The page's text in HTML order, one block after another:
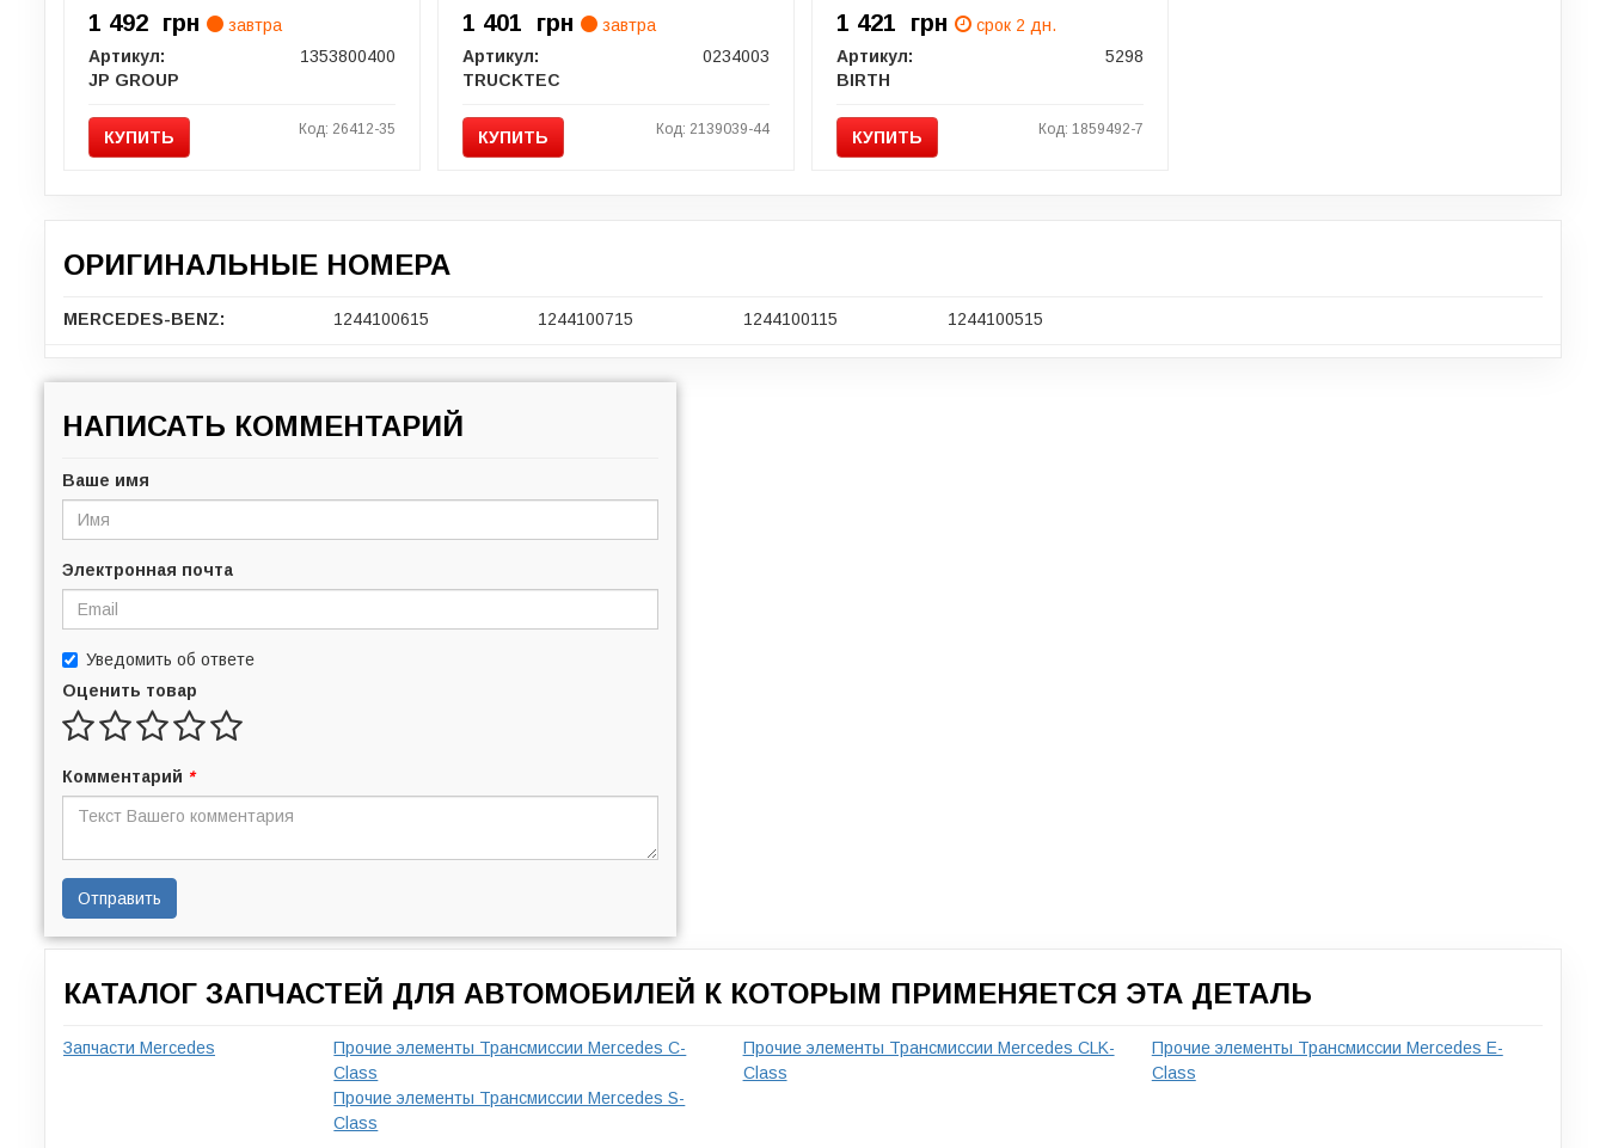
1 492 грн
завтра
Артикул:
1353800400
JP GROUP
КУПИТЬ Код: 26412-35
1 401 грн
завтра
Артикул:
0234003
TRUCKTEC
КУПИТЬ Код: 2139039-44
1 421 грн
срок 2 дн.
Артикул:
5298
BIRTH
КУПИТЬ Код: 1859492-7
ОРИГИНАЛЬНЫЕ НОМЕРА
MERCEDES-BENZ: 1244100615 1244100715 1244100115 1244100515
НАПИСАТЬ КОММЕНТАРИЙ
Ваше имя
Электронная почта
Уведомить об ответе
Оценить товар
Комментарий *
Отправить
КАТАЛОГ ЗАПЧАСТЕЙ ДЛЯ АВТОМОБИЛЕЙ К КОТОРЫМ ПРИМЕНЯЕТСЯ ЭТА ДЕТАЛЬ
Запчасти Mercedes
Прочие элементы Трансмиссии Mercedes C-
Class
Прочие элементы Трансмиссии Mercedes CLK-
Class
Прочие элементы Трансмиссии Mercedes E-
Class
Прочие элементы Трансмиссии Mercedes S-
Class